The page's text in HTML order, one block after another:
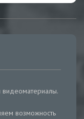
видеоматериалы.
возможность